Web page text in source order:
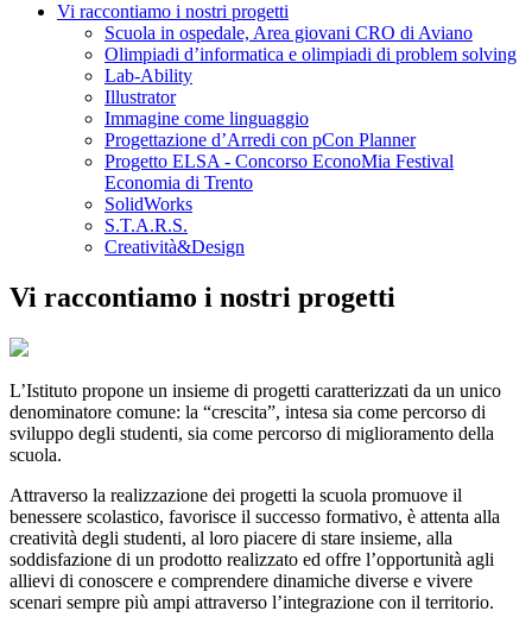
Vi raccontiamo i nostri progetti
Scuola in ospedale, Area giovani CRO di Aviano
Olimpiadi d’informatica e olimpiadi di problem solving
Lab-Ability
Illustrator
Immagine come linguaggio
Progettazione d’Arredi con pCon Planner
Progetto ELSA - Concorso EconoMia Festival
Economia di Trento
SolidWorks
S.T.A.R.S.
Creatività&Design
Vi raccontiamo i nostri progetti
L’Istituto propone un insieme di progetti caratterizzati da un unico
denominatore comune: la “crescita”, intesa sia come percorso di
sviluppo degli studenti, sia come percorso di miglioramento della
scuola.
Attraverso la realizzazione dei progetti la scuola promuove il
benessere scolastico, favorisce il successo formativo, è attenta alla
creatività degli studenti, al loro piacere di stare insieme, alla
soddisfazione di un prodotto realizzato ed offre l’opportunità agli
allievi di conoscere e comprendere dinamiche diverse e vivere
scenari sempre più ampi attraverso l’integrazione con il territorio.